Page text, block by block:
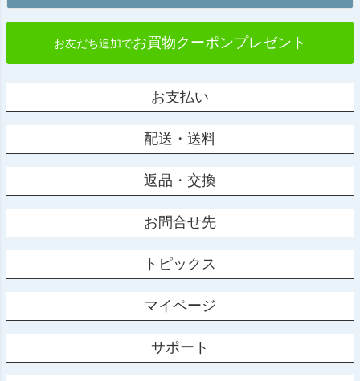
お友だち追加でお買物クーポンプレゼント
お支払い
配送・送料
返品・交換
お問合せ先
トピックス
マイページ
サポート